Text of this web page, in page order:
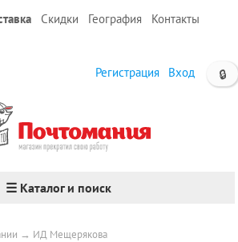
Скидки География
Контакты
🔒
Регистрация Вход
☰ Каталог и поиск
→ ИД Мещерякова